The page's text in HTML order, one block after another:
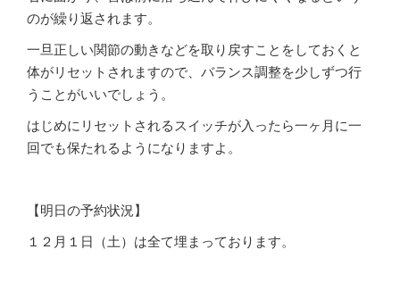
のが繰り返されます。
一旦正しい関節の動きなどを取り戻すことをしておくと
体がリセットされますので、バランス調整を少しずつ行
うことがいいでしょう。
はじめにリセットされるスイッチが入ったら一ヶ月に一
回でも保たれるようになりますよ。
【明日の予約状況】
１２月１日（土）は全て埋まっております。